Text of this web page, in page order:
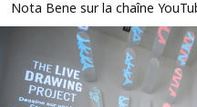
Nota Bene sur la chaîne